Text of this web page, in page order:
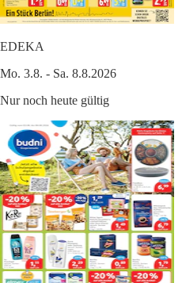
EDEKA
Mo. 3.8. - Sa. 8.8.2026
Nur noch heute gültig